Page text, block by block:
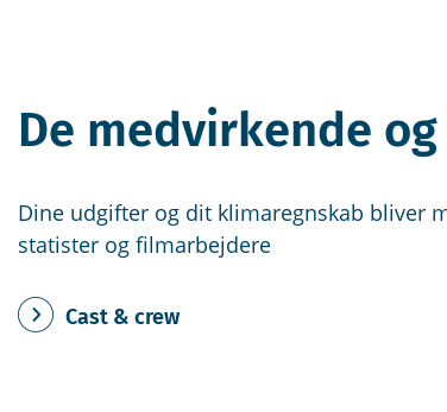
De medvirkende
Dine udgifter og dit klimaregnskab bliver
statister og filmarbejdere
Cast & crew